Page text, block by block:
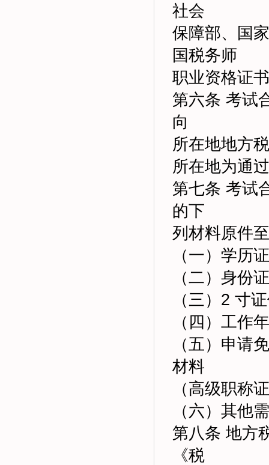
社会
保障部、国
国税务师
职业资格证
第六条 考试
向
所在地地方
所在地为通
第七条 考试
的下
列材料原件
（一）学历
（二）身份
（三）2 寸
（四）工作
（五）申请
材料
（高级职称
（六）其他
第八条 地方
《税